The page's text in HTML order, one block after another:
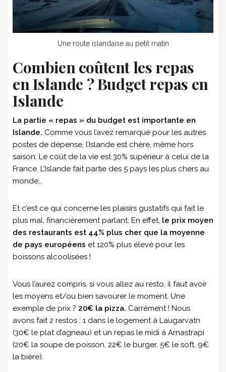
Une route islandaise au petit matin
Combien coûtent les repas
en Islande ? Budget repas en
Islande
La partie « repas » du budget est importante en
Islande. Comme vous l’avez remarqué pour les autres
postes de dépense, l’Islande est chère, même hors
saison. Le coût de la vie est 30% supérieur à celui de la
France. L’Islande fait partie des 5 pays les plus chers au
monde…
Et c’est ce qui concerne les plaisirs gustatifs qui fait le
plus mal, financièrement parlant. En effet, le prix moyen
des restaurants est 44% plus cher que la moyenne
de pays européens et 120% plus élevé pour les
boissons alcoolisées !
Vous l’aurez compris, si vous allez au resto, il faut avoir
les moyens et/ou bien savourer le moment. Une
exemple de prix ? 20€ la pizza. Carrément ! Nous
avons fait 2 restos : 1 dans le logement à Laugarvatn
(30€ le plat d’agneau) et un repas le midi à Arnastrapi
(20€ la soupe de poisson, 22€ le burger, 5€ le soft, 9€
la bière).